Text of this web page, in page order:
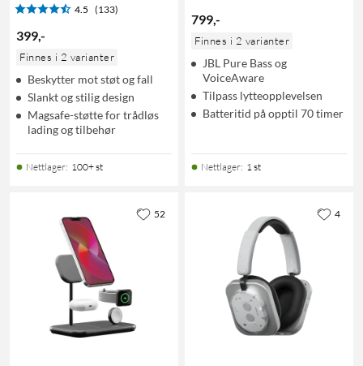
4.5 (133)
399,-
Finnes i 2 varianter
Beskytter mot støt og fall
Slankt og stilig design
Magsafe-støtte for trådløs
lading og tilbehør
Nettlager: 100+ st
799,-
Finnes i 2 varianter
JBL Pure Bass og
VoiceAware
Tilpass lytteopplevelsen
Batteritid på opptil 70 timer
Nettlager: 1 st
52 4